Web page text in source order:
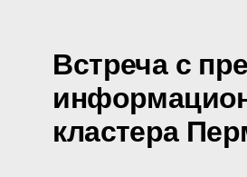
Встреча с
кластера